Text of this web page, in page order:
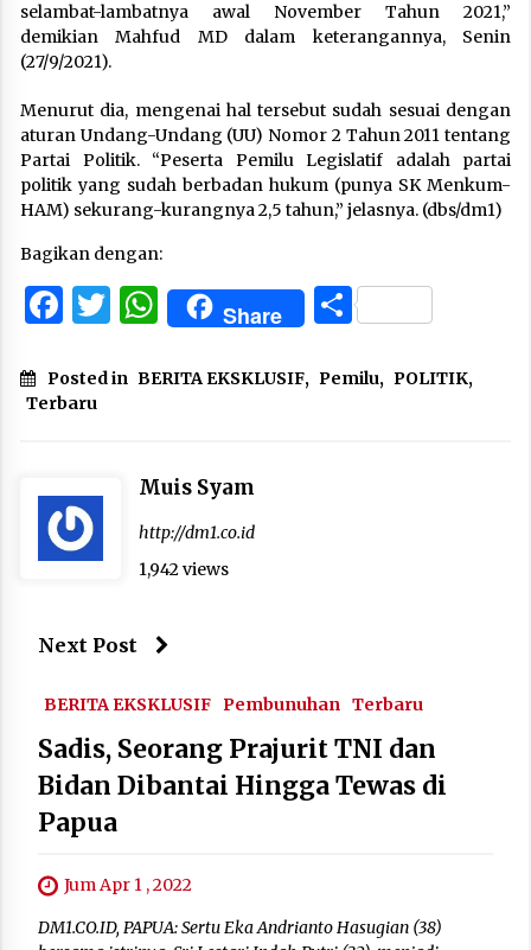
selambat-lambatnya awal November Tahun 2021,”
demikian Mahfud MD dalam keterangannya, Senin
(27/9/2021).
Menurut dia, mengenai hal tersebut sudah sesuai dengan
aturan Undang-Undang (UU) Nomor 2 Tahun 2011 tentang
Partai Politik. “Peserta Pemilu Legislatif adalah partai
politik yang sudah berbadan hukum (punya SK Menkum-
HAM) sekurang-kurangnya 2,5 tahun,” jelasnya. (dbs/dm1)
Bagikan dengan:
Facebook
Twitter
WhatsApp
Share Share
Posted in BERITA EKSKLUSIF, Pemilu, POLITIK,
Terbaru
Muis Syam
http://dm1.co.id
1,942 views
Next Post
BERITA EKSKLUSIF Pembunuhan Terbaru
Sadis, Seorang Prajurit TNI dan
Bidan Dibantai Hingga Tewas di
Papua
Jum Apr 1 , 2022
DM1.CO.ID, PAPUA: Sertu Eka Andrianto Hasugian (38)